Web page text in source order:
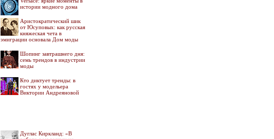
истории модного дома
Аристократический шик
от Юсуповых: как русская
княжеская чета в
эмиграции основала Дом моды
Шопинг завтрашнего дня:
семь трендов в индустрии
моды
Кто диктует тренды: в
гостях у модельера
Виктории Андреяновой
Дуглас Киркланд: «В